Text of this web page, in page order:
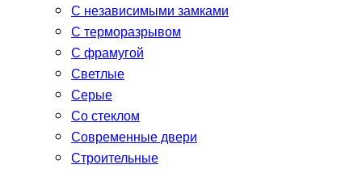
С независимыми замками
С терморазрывом
С фрамугой
Светлые
Серые
Со стеклом
Современные двери
Строительные